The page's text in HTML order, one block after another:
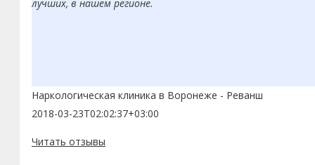
лучших, в нашем регионе.
Наркологическая клиника в Воронеже - Реванш
2018-03-23T02:02:37+03:00
Читать отзывы